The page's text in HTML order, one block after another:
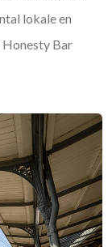
lokale en
Honesty Bar